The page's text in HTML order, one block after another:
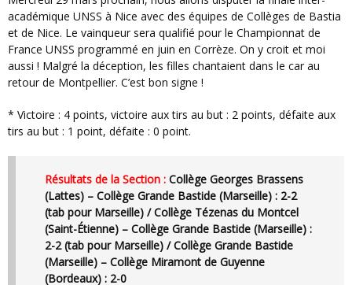
académique UNSS à Nice avec des équipes de Collèges de Bastia
et de Nice. Le vainqueur sera qualifié pour le Championnat de
France UNSS programmé en juin en Corrèze. On y croit et moi
aussi ! Malgré la déception, les filles chantaient dans le car au
retour de Montpellier. C’est bon signe !
* Victoire : 4 points, victoire aux tirs au but : 2 points, défaite aux
tirs au but : 1 point, défaite : 0 point.
Résultats de la Section : Collège Georges Brassens
(Lattes) – Collège Grande Bastide (Marseille) : 2-2
(tab pour Marseille) / Collège Tézenas du Montcel
(Saint-Étienne) – Collège Grande Bastide (Marseille) :
2-2 (tab pour Marseille) / Collège Grande Bastide
(Marseille) – Collège Miramont de Guyenne
(Bordeaux) : 2-0